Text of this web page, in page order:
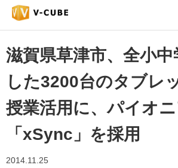
滋賀県草津市、全小中
した3200台のタブレ
授業活用に、パイオ
「xSync」を採用
2014.11.25